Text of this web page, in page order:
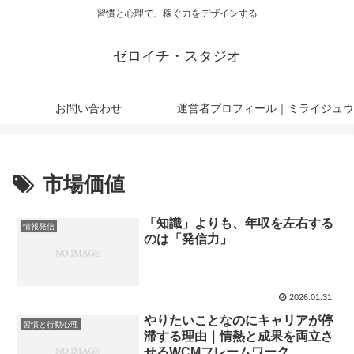
習慣と心理で、稼ぐ力をデザインする
ゼロイチ・スタジオ
お問い合わせ 運営者プロフィール｜ミライジュウ
市場価値
情報発信
「知識」よりも、年収を左右する
のは「発信力」
2026.01.31
習慣と行動心理
やりたいことなのにキャリアが停
滞する理由｜情熱と成果を両立さ